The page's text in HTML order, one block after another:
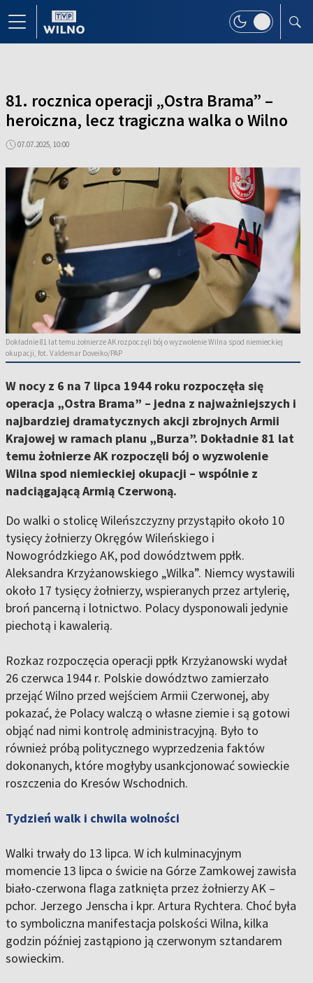
81. rocznica operacji „Ostra Brama” –
heroiczna, lecz tragiczna walka o Wilno
07.07.2025, 10:00
Dokładnie 81 lat temu żołnierze AK rozpoczęli bój o wyzwolenie Wilna spod niemieckiej
okupacji, fot. Valdemar Doveiko/PAP
W nocy z 6 na 7 lipca 1944 roku rozpoczęła się
operacja „Ostra Brama” – jedna z najważniejszych i
najbardziej dramatycznych akcji zbrojnych Armii
Krajowej w ramach planu „Burza”. Dokładnie 81 lat
temu żołnierze AK rozpoczęli bój o wyzwolenie
Wilna spod niemieckiej okupacji – wspólnie z
nadciągającą Armią Czerwoną.
Do walki o stolicę Wileńszczyzny przystąpiło około 10
tysięcy żołnierzy Okręgów Wileńskiego i
Nowogródzkiego AK, pod dowództwem ppłk.
Aleksandra Krzyżanowskiego „Wilka”. Niemcy wystawili
około 17 tysięcy żołnierzy, wspieranych przez artylerię,
broń pancerną i lotnictwo. Polacy dysponowali jedynie
piechotą i kawalerią.
Rozkaz rozpoczęcia operacji ppłk Krzyżanowski wydał
26 czerwca 1944 r. Polskie dowództwo zamierzało
przejąć Wilno przed wejściem Armii Czerwonej, aby
pokazać, że Polacy walczą o własne ziemie i są gotowi
objąć nad nimi kontrolę administracyjną. Było to
również próbą politycznego wyprzedzenia faktów
dokonanych, które mogłyby usankcjonować sowieckie
roszczenia do Kresów Wschodnich.
Tydzień walk i chwila wolności
Walki trwały do 13 lipca. W ich kulminacyjnym
momencie 13 lipca o świcie na Górze Zamkowej zawisła
biało-czerwona flaga zatknięta przez żołnierzy AK –
pchor. Jerzego Jenscha i kpr. Artura Rychtera. Choć była
to symboliczna manifestacja polskości Wilna, kilka
godzin później zastąpiono ją czerwonym sztandarem
sowieckim.